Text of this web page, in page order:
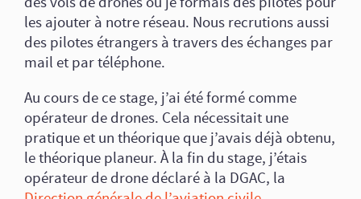
les ajouter à notre réseau. Nous recrutions aussi
des pilotes étrangers à travers des échanges par
mail et par téléphone.
Au cours de ce stage, j’ai été formé comme
opérateur de drones. Cela nécessitait une
pratique et un théorique que j’avais déjà obtenu,
le théorique planeur. À la fin du stage, j’étais
opérateur de drone déclaré à la DGAC, la